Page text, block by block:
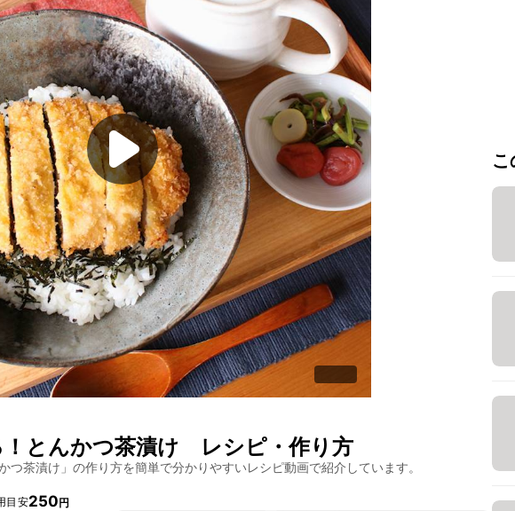
とんかつ茶漬け レシピ・作り方
つ茶漬け 」の作り方を簡単で分かりやすいレシピ動画で紹介しています。
目安250円